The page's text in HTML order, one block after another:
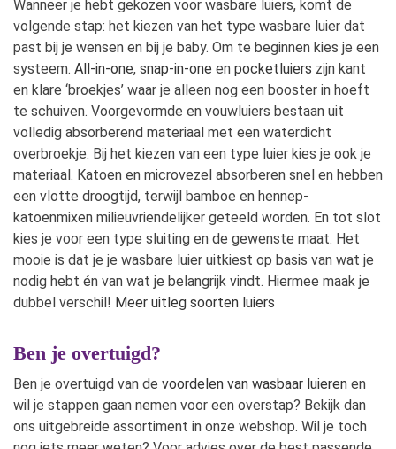
Wanneer je hebt gekozen voor wasbare luiers, komt de
volgende stap: het kiezen van het type wasbare luier dat
past bij je wensen en bij je baby. Om te beginnen kies je een
systeem. All-in-one, snap-in-one en pocketluiers zijn kant
en klare ‘broekjes’ waar je alleen nog een booster in hoeft
te schuiven. Voorgevormde en vouwluiers bestaan uit
volledig absorberend materiaal met een waterdicht
overbroekje. Bij het kiezen van een type luier kies je ook je
materiaal. Katoen en microvezel absorberen snel en hebben
een vlotte droogtijd, terwijl bamboe en hennep-
katoenmixen milieuvriendelijker geteeld worden. En tot slot
kies je voor een type sluiting en de gewenste maat. Het
mooie is dat je je wasbare luier uitkiest op basis van wat je
nodig hebt én van wat je belangrijk vindt. Hiermee maak je
dubbel verschil! Meer uitleg soorten luiers
Ben je overtuigd?
Ben je overtuigd van de voordelen van wasbaar luieren en
wil je stappen gaan nemen voor een overstap? Bekijk dan
ons uitgebreide assortiment in onze webshop. Wil je toch